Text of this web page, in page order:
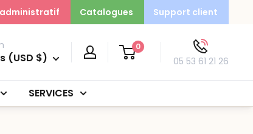
Catalogues Support client
(USD $)
0
05 53 61 21 26
SERVICES